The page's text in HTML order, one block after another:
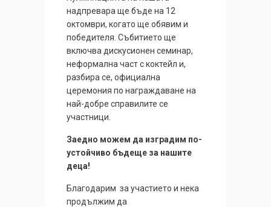
надпревара ще бъде на 12
октомври, когато ще обявим и
победителя. Събитието ще
включва дискусионен семинар,
неформална част с коктейл и,
разбира се, официална
церемония по награждаване на
най-добре справилите се
участници.
Заедно можем да изградим по-
устойчиво бъдеще за нашите
деца!
Благодарим за участието и нека
продължим да